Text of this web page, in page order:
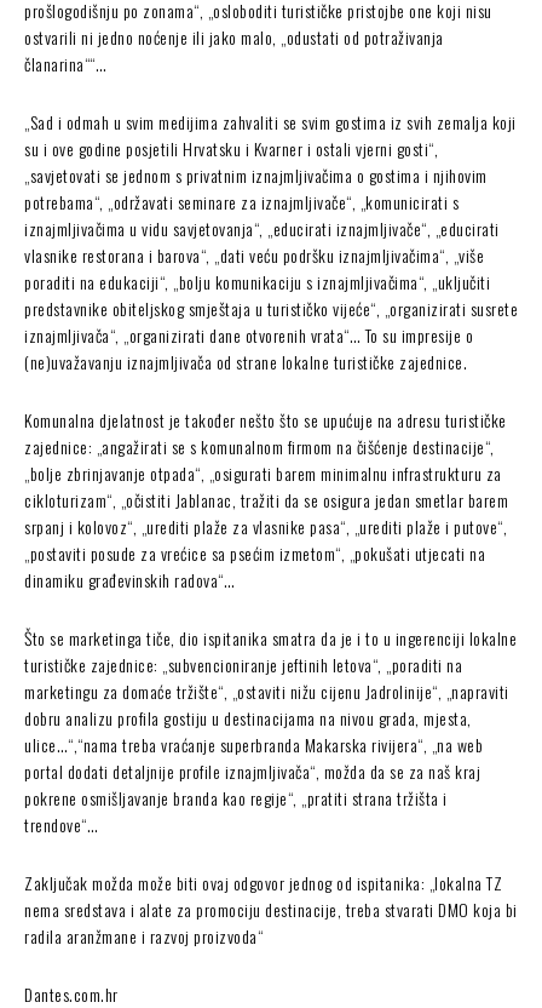
prošlogodišnju po zonama“, „osloboditi turističke pristojbe one koji nisu
ostvarili ni jedno noćenje ili jako malo, „odustati od potraživanja
članarina““…
„Sad i odmah u svim medijima zahvaliti se svim gostima iz svih zemalja koji
su i ove godine posjetili Hrvatsku i Kvarner i ostali vjerni gosti“,
„savjetovati se jednom s privatnim iznajmljivačima o gostima i njihovim
potrebama“, „održavati seminare za iznajmljivače“, „komunicirati s
iznajmljivačima u vidu savjetovanja“, „educirati iznajmljivače“, „educirati
vlasnike restorana i barova“, „dati veću podršku iznajmljivačima“, „više
poraditi na edukaciji“, „bolju komunikaciju s iznajmljivačima“, „uključiti
predstavnike obiteljskog smještaja u turističko vijeće“, „organizirati susrete
iznajmljivača“, „organizirati dane otvorenih vrata“… To su impresije o
(ne)uvažavanju iznajmljivača od strane lokalne turističke zajednice.
Komunalna djelatnost je također nešto što se upućuje na adresu turističke
zajednice: „angažirati se s komunalnom firmom na čišćenje destinacije“,
„bolje zbrinjavanje otpada“, „osigurati barem minimalnu infrastrukturu za
cikloturizam“, „očistiti Jablanac, tražiti da se osigura jedan smetlar barem
srpanj i kolovoz“, „urediti plaže za vlasnike pasa“, „urediti plaže i putove“,
„postaviti posude za vrećice sa psećim izmetom“, „pokušati utjecati na
dinamiku građevinskih radova“…
Što se marketinga tiče, dio ispitanika smatra da je i to u ingerenciji lokalne
turističke zajednice: „subvencioniranje jeftinih letova“, „poraditi na
marketingu za domaće tržište“, „ostaviti nižu cijenu Jadrolinije“, „napraviti
dobru analizu profila gostiju u destinacijama na nivou grada, mjesta,
ulice…“,“nama treba vraćanje superbranda Makarska rivijera“, „na web
portal dodati detaljnije profile iznajmljivača“, možda da se za naš kraj
pokrene osmišljavanje branda kao regije“, „pratiti strana tržišta i
trendove“…
Zaključak možda može biti ovaj odgovor jednog od ispitanika: „lokalna TZ
nema sredstava i alate za promociju destinacije, treba stvarati DMO koja bi
radila aranžmane i razvoj proizvoda“
Dantes.com.hr